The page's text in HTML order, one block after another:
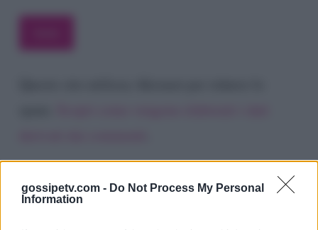
gossipetv.com - Do Not Process My Personal
Information